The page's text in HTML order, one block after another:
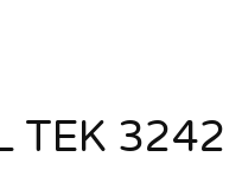
TEK 3242